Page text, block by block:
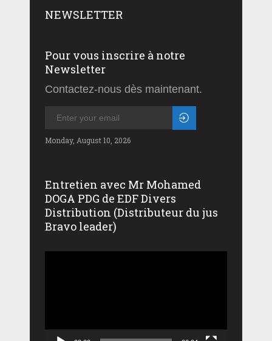
NEWSLETTER
Pour vous inscrire à notre
Newsletter
Contactez-nous dès maintenant.
Monday, August 10, 2026
Entretien avec Mr Mohamed
DOGA PDG de EDF Divers
Distribution (Distributeur du jus
Bravo leader)